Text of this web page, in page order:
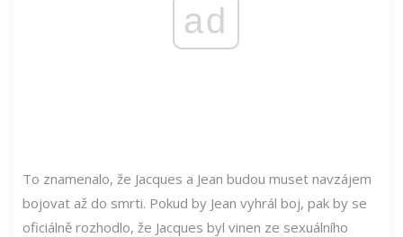
ad
To znamenalo, že Jacques a Jean budou muset navzájem
bojovat až do smrti. Pokud by Jean vyhrál boj, pak by se
oficiálně rozhodlo, že Jacques byl vinen ze sexuálního